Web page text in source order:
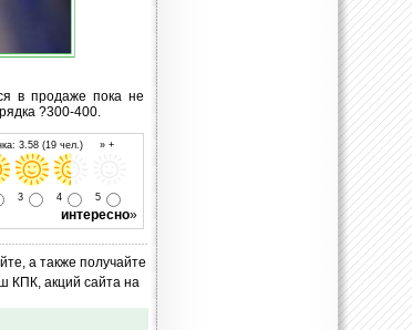
в продаже пока не
?300-400.
3.58 (19 чел.) » +
3 4 5
интересно»
а также получайте
КПК, акций сайта на